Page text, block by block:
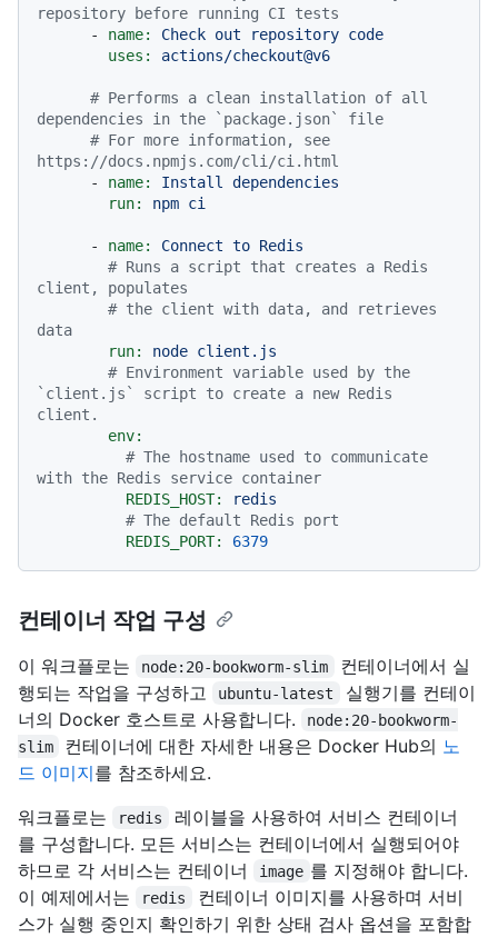
repository before running CI tests
-
name: Check out repository code
uses:
actions/checkout@v6
# Performs a clean installation of all
dependencies in the `package.json` file
# For more information, see
https://docs.npmjs.com/cli/ci.html
-
name: Install
dependencies
run:
npm ci
- name: Connect to Redis
# Runs a script that creates a Redis
client, populates
# the client with data, and retrieves
data
run:
node client.js
# Environment variable used by the
`client.js` script to create a new Redis
client.
env:
# The hostname used to communicate
with the Redis service container
REDIS_HOST:
redis
# The default Redis port
REDIS_PORT:
6379
컨테이너 작업 구성
이 워크플로는 node:20-bookworm-slim
컨테이너에서 실
행되는 작업을 구성하고
ubuntu-latest
실행기를 컨테이
너의 Docker 호스트로 사용합니다.
node:20-bookworm-
slim
컨테이너에 대한 자세한 내용은 Docker Hub의 노
드 이미지를 참조하세요.
워크플로는
redis
레이블을 사용하여 서비스 컨테이너
를 구성합니다. 모든 서비스는 컨테이너에서 실행되어야
하므로 각 서비스는 컨테이너
image 를 지정해야 합니다.
이 예제에서는
redis
컨테이너 이미지를 사용하며 서비
스가 실행 중인지 확인하기 위한 상태 검사 옵션을 포함합